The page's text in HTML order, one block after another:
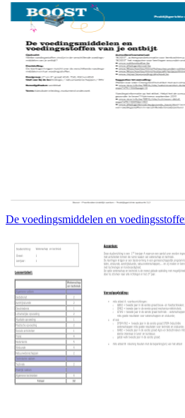
De voedingsmiddelen en